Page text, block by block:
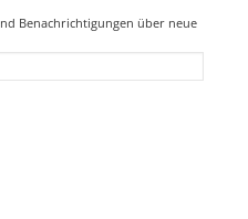
Benachrichtigungen über neue